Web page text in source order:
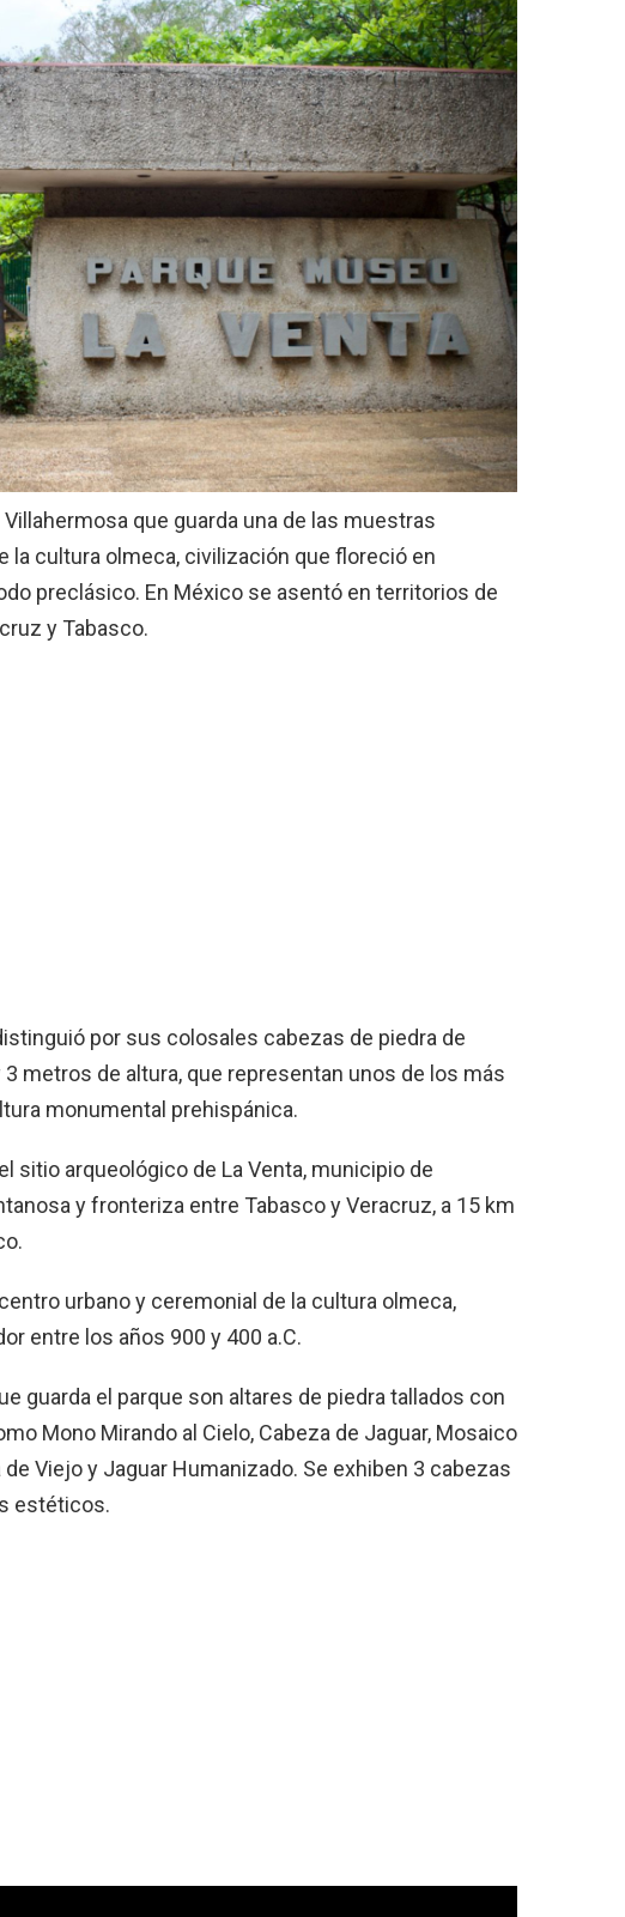
que guarda una de las muestras
la cultura olmeca, civilización que floreció en
preclásico. En México se asentó en territorios de
y Tabasco.
por sus colosales cabezas de piedra de
metros de altura, que representan unos de los más
monumental prehispánica.
sitio arqueológico de La Venta, municipio de
y fronteriza entre Tabasco y Veracruz, a 15 km
urbano y ceremonial de la cultura olmeca,
entre los años 900 y 400 a.C.
guarda el parque son altares de piedra tallados con
Mono Mirando al Cielo, Cabeza de Jaguar, Mosaico
de Viejo y Jaguar Humanizado. Se exhiben 3 cabezas
estéticos.